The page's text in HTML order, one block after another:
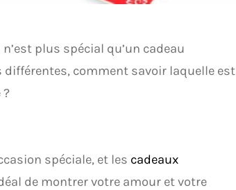
plus spécial qu’un cadeau
différentes, comment savoir laquelle est
?
spéciale, et les cadeaux
de montrer votre amour et votre